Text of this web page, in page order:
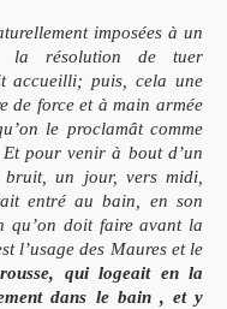
imposées à un
résolution de tuer
accueilli; puis, cela une
de force et à main armée
le proclamât comme
pour venir à bout d’un
bruit, un jour, vers midi,
entré au bain, en son
qu’on doit faire avant la
l’usage des Maures et le
qui logeait en la
dans le bain , et y